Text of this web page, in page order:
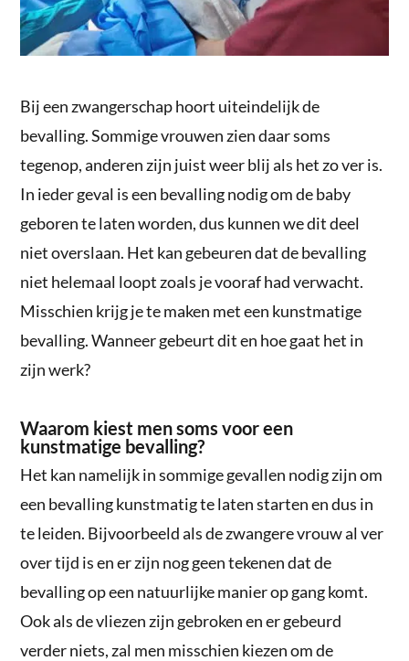
Bij een zwangerschap hoort uiteindelijk de
bevalling. Sommige vrouwen zien daar soms
tegenop, anderen zijn juist weer blij als het zo ver is.
In ieder geval is een bevalling nodig om de baby
geboren te laten worden, dus kunnen we dit deel
niet overslaan. Het kan gebeuren dat de bevalling
niet helemaal loopt zoals je vooraf had verwacht.
Misschien krijg je te maken met een kunstmatige
bevalling. Wanneer gebeurt dit en hoe gaat het in
zijn werk?
Waarom kiest men soms voor een
kunstmatige bevalling?
Het kan namelijk in sommige gevallen nodig zijn om
een bevalling kunstmatig te laten starten en dus in
te leiden. Bijvoorbeeld als de zwangere vrouw al ver
over tijd is en er zijn nog geen tekenen dat de
bevalling op een natuurlijke manier op gang komt.
Ook als de vliezen zijn gebroken en er gebeurd
verder niets, zal men misschien kiezen om de